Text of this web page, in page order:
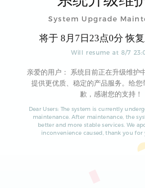
System Upgrade
将于 8月 7 日23点0分 恢
Will resume at8/7 23:
亲爱的用户： 系统目前正在升级维护
提供更优质、稳定的产品服务。给您
歉，感谢您的支持！
Dear Users: The system is currently
maintenance. After maintenance, the
better and more stable services. We
inconvenience caused, thank you for